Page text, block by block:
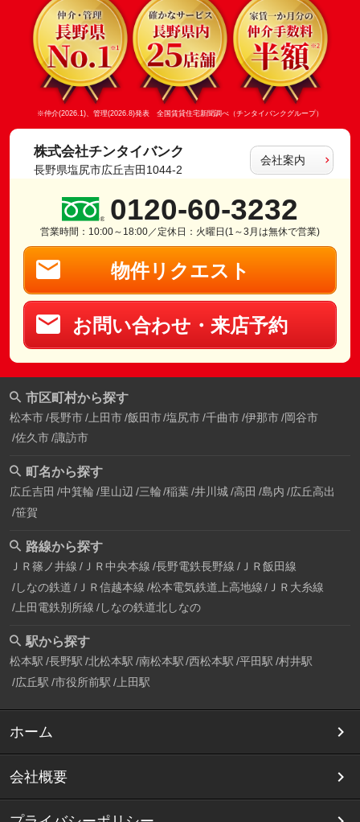
※仲介(2026.1)、管理(2026.8)発表 全国賃貸住宅新聞調べ（チンタイバンクグループ）
株式会社チンタイバンク
長野県塩尻市広丘吉田1044-2
会社案内
0120-60-3232
営業時間：10:00～18:00／定休日：火曜日(1～3月は無休で営業)
物件リクエスト
お問い合わせ・来店予約
市区町村から探す
松本市 長野市 上田市 飯田市 塩尻市 千曲市 伊那市 岡谷市
佐久市 諏訪市
町名から探す
広丘吉田 中箕輪 里山辺 三輪 稲葉 井川城 高田 島内 広丘高出
笹賀
路線から探す
ＪＲ篠ノ井線 ＪＲ中央本線 長野電鉄長野線 ＪＲ飯田線
しなの鉄道 ＪＲ信越本線 松本電気鉄道上高地線
ＪＲ大糸線
上田電鉄別所線 しなの鉄道北しなの
駅から探す
松本駅 長野駅 北松本駅 南松本駅 西松本駅 平田駅 村井駅
広丘駅 市役所前駅 上田駅
ホーム
会社概要